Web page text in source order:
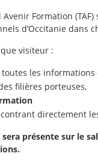
Formation
d’Occitanie dans
visiteur :
les informations
filières porteuses,
directement
sera présente sur le